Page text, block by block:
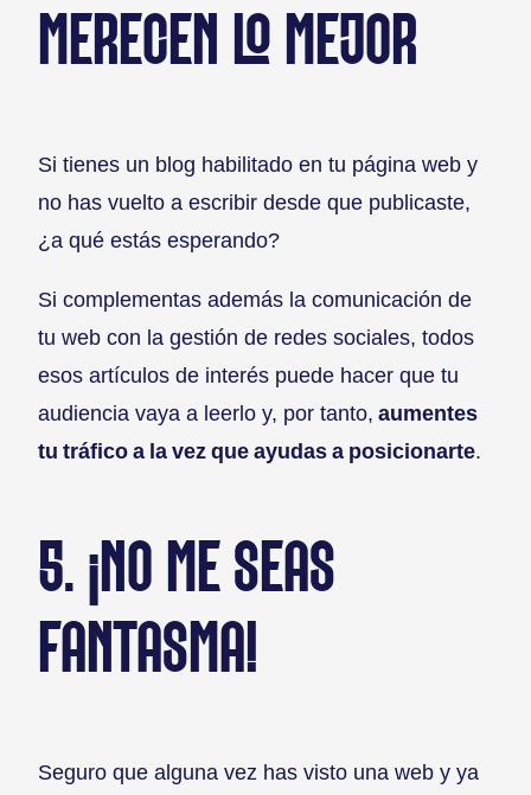
MERECEN LO MEJOR
Si tienes un blog habilitado en tu página web y
no has vuelto a escribir desde que publicaste,
¿a qué estás esperando?
Si complementas además la comunicación de
tu web con la gestión de redes sociales, todos
esos artículos de interés puede hacer que tu
audiencia vaya a leerlo y, por tanto, aumentes
tu tráfico a la vez que ayudas a posicionarte.
5. ¡NO ME SEAS
FANTASMA!
Seguro que alguna vez has visto una web y ya